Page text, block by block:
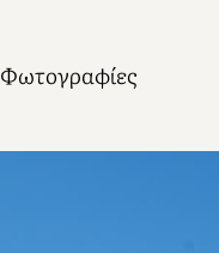
Φωτογραφίες